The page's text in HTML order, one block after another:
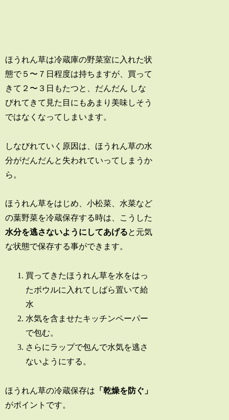
ほうれん草は冷蔵庫の野菜室に入れた状
態で５〜７日程度は持ちますが、買って
きて２〜３日もたつと、だんだん しな
びれてきて見た目にもあまり美味しそう
ではなくなってしまいます。
しなびれていく原因は、ほうれん草の水
分がだんだんと失われていってしまうか
ら。
ほうれん草をはじめ、小松菜、水菜など
の葉野菜を冷蔵保存する時は、こうした
水分を逃さないようにしてあげると元気
な状態で保存する事ができます。
買ってきたほうれん草を水をはっ
たボウルに入れてしばら置いて給
水
水気を含ませたキッチンペーパー
で包む。
さらにラップで包んで水気を逃さ
ないようにする。
ほうれん草の冷蔵保存は 「乾燥を防ぐ」
がポイントです。